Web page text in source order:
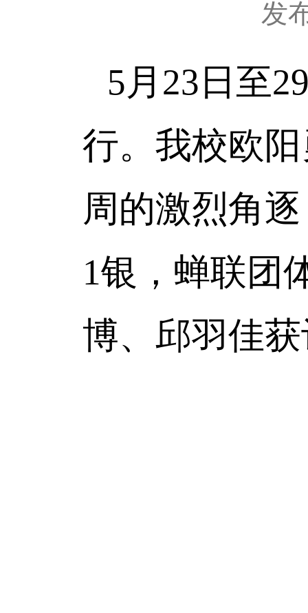
发
5月23日至
行。我校欧
周的激烈角
1银，蝉联团
博、邱羽佳